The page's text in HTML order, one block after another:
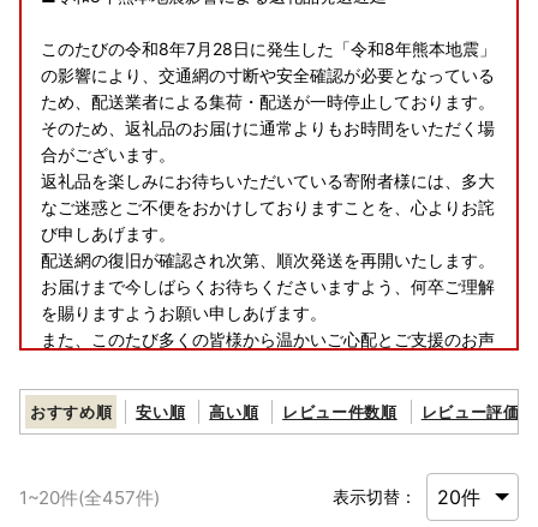
このたびの令和8年7月28日に発生した「令和8年熊本地震」
の影響により、交通網の寸断や安全確認が必要となっている
ため、配送業者による集荷・配送が一時停止しております。​
そのため、返礼品のお届けに通常よりもお時間をいただく場
合がございます。​
返礼品を楽しみにお待ちいただいている寄附者様には、多大
なご迷惑とご不便をおかけしておりますことを、心よりお詫
び申しあげます。​
配送網の復旧が確認され次第、順次発送を再開いたします。
お届けまで今しばらくお待ちくださいますよう、何卒ご理解
を賜りますようお願い申しあげます。​
また、このたび多くの皆様から温かいご心配とご支援のお声
8/11(火)および8/14(金)～8/16(日)のお盆期間につきまして
おすすめ順 安い順 高い順 レビュー件数順 レビュー評価順
1~20件(全457件) 表示切替：